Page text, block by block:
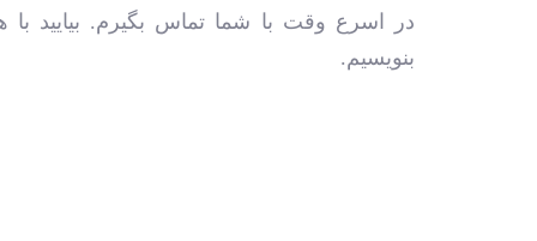
در اسرع وقت با شما تماس بگیرم. بیایید
بنویسیم.